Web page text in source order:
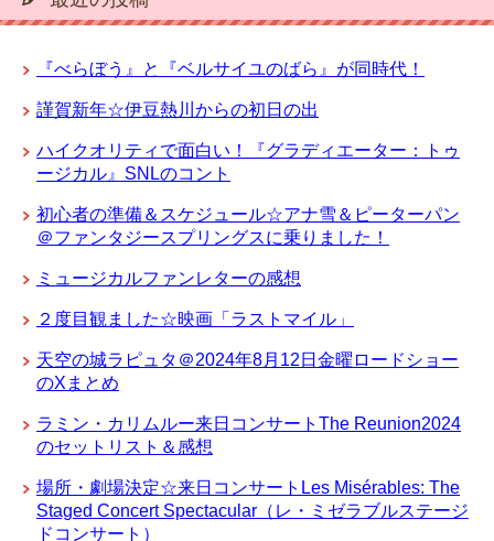
『べらぼう』と『ベルサイユのばら』が同時代！
謹賀新年☆伊豆熱川からの初日の出
ハイクオリティで面白い！『グラディエーター：トゥ
ージカル』SNLのコント
初心者の準備＆スケジュール☆アナ雪＆ピーターパン
＠ファンタジースプリングスに乗りました！
ミュージカルファンレターの感想
２度目観ました☆映画「ラストマイル」
天空の城ラピュタ＠2024年8月12日金曜ロードショー
のXまとめ
ラミン・カリムルー来日コンサートThe Reunion2024
のセットリスト＆感想
場所・劇場決定☆来日コンサートLes Misérables: The
Staged Concert Spectacular（レ・ミゼラブルステージ
ドコンサート）